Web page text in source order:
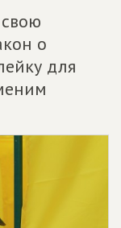
о
для